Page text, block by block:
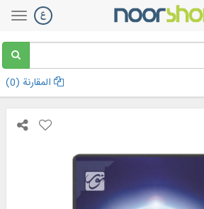
المقارنة (0
)